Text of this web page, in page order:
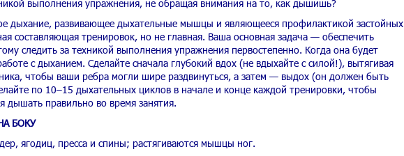
выполнения упражнения, не обращая внимания на то, как дышишь?
дыхание, развивающее дыхательные мышцы и являющееся профилактикой застойных
составляющая тренировок, но не главная. Ваша основная задача — обеспечить
следить за техникой выполнения упражнения первостепенно. Когда она будет
с дыханием. Сделайте сначала глубокий вдох (не вдыхайте с силой!), вытягивая
чтобы ваши ребра могли шире раздвинуться, а затем — выдох (он должен быть
по 10–15 дыхательных циклов в начале и конце каждой тренировки, чтобы
дышать правильно во время занятия.
БОКУ
ягодиц, пресса и спины; растягиваются мышцы ног.